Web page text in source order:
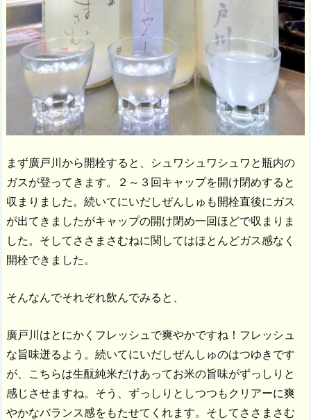
まず廣戸川から開栓すると、シュワシュワシュワと瓶内の
ガスが登ってきます。２～３回キャップを開け閉めすると
収まりました。続いてにいだしぜんしゅも開栓直後にガス
が出てきましたがキャップの開け閉め一回ほどで収まりま
した。そしてささまさむねに関してはほとんどガス感なく
開栓できました。
そんなんでそれぞれ飲んでみると、
廣戸川はとにかくフレッシュで爽やかですね！フレッシュ
な旨味迸るよう。続いてにいだしぜんしゅのはつゆきです
が、こちらは生酛純米だけあってお米の旨味がずっしりと
感じさせますね。そう、ずっしりとしつつもクリアーに爽
やかなバランス感をもたせてくれます。そしてささまさむ